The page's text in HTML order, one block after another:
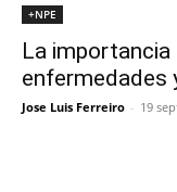
+NPE
La
enfermedades
Jose Luis Ferreiro - 19